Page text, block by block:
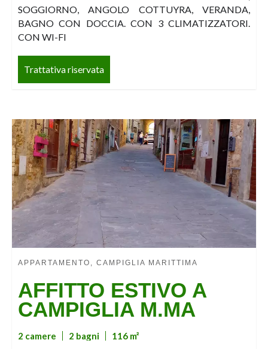
SOGGIORNO, ANGOLO COTTUYRA, VERANDA,
BAGNO CON DOCCIA. CON 3 CLIMATIZZATORI.
CON WI-FI
Trattativa riservata
APPARTAMENTO, CAMPIGLIA MARITTIMA
AFFITTO ESTIVO A
CAMPIGLIA M.MA
2 camere 2 bagni 116 m²